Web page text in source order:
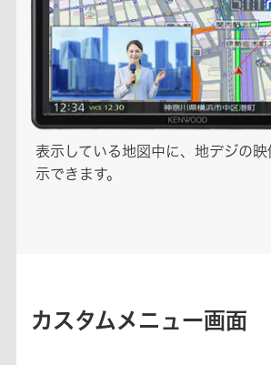
表示している地図中に、地デジの
示できます。
カスタムメニュー画面